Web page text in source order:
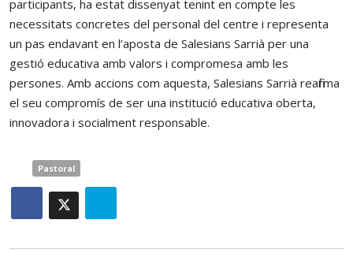
participants, ha estat dissenyat tenint en compte les
necessitats concretes del personal del centre i representa
un pas endavant en l’aposta de Salesians Sarrià per una
gestió educativa amb valors i compromesa amb les
persones. Amb accions com aquesta, Salesians Sarrià reafirma
el seu compromís de ser una institució educativa oberta,
innovadora i socialment responsable.
Pastoral